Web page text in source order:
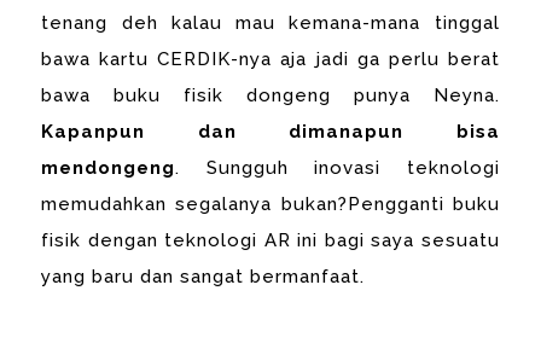
tenang deh kalau mau kemana-mana tinggal
bawa kartu CERDIK-nya aja jadi ga perlu berat
bawa buku fisik dongeng punya Neyna.
Kapanpun dan dimanapun bisa
mendongeng. Sungguh inovasi teknologi
memudahkan segalanya bukan?Pengganti buku
fisik dengan teknologi AR ini bagi saya sesuatu
yang baru dan sangat bermanfaat.